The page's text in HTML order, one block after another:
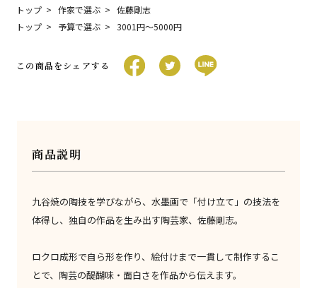
トップ
作家で選ぶ
佐藤剛志
トップ
予算で選ぶ 3001円〜5000円
この商品をシェアする
商品説明
九谷焼の陶技を学びながら、水墨画で「付け立て」の技法を
体得し、独自の作品を生み出す陶芸家、佐藤剛志。
ロクロ成形で自ら形を作り、絵付けまで一貫して制作するこ
とで、陶芸の醍醐味・面白さを作品から伝えます。